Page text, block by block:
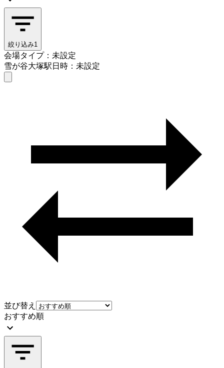
絞り込み1
会場タイプ：未設定
雪が谷大塚駅日時：未設定
並び替え
おすすめ順